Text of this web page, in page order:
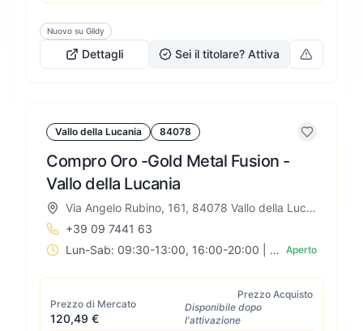
Nuovo su Gildy
Dettagli Sei il titolare? Attiva
Vallo della Lucania 84078
Compro Oro -Gold Metal Fusion -
Vallo della Lucania
Via Angelo Rubino, 161, 84078 Vallo della Lucania SA, Italia
+39 09 7441 63
Lun-Sab: 09:30-13:00, 16:00-20:00 | Dom: Chiuso Aperto
Prezzo di Mercato
120,49 €
Prezzo Acquisto
Disponibile dopo
l'attivazione